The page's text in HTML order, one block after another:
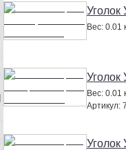
Вес: 0.01
Вес: 0.01
Артикул: